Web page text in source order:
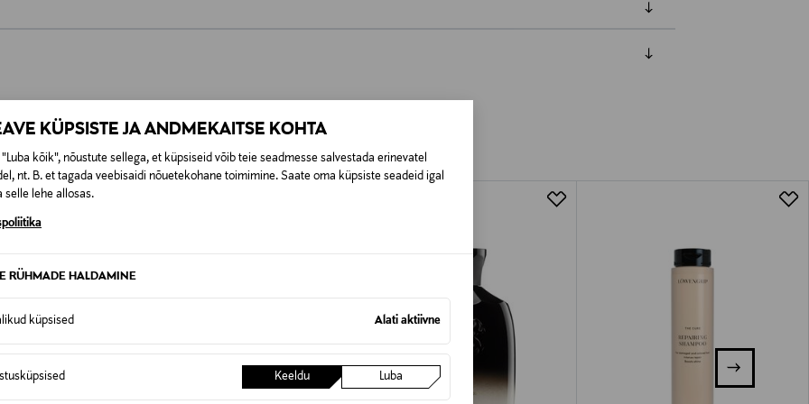
KÜPSISTE JA ANDMEKAITSE KOHTA
"Luba kõik", nõustute sellega, et küpsiseid võib teie seadmesse salvestada erinevatel
nt. B. et tagada veebisaidi nõuetekohane toimimine. Saate oma küpsiste seadeid igal
selle lehe allosas.
RÜHMADE HALDAMINE
küpsised Alati aktiivne
Keeldu Luba
Tagastatavad suletud pakendis kosmeetika- ja loodustooted peavad olema avamata originaalpakendis.
KA